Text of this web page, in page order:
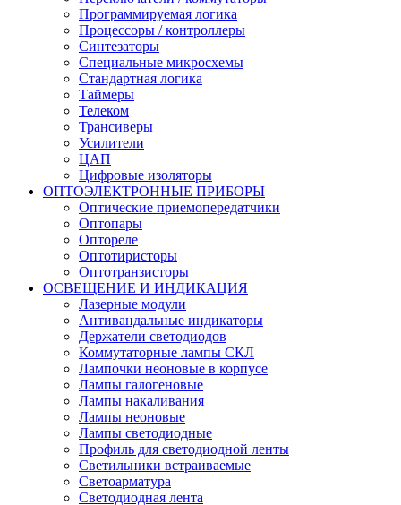
Программируемая логика
Процессоры / контроллеры
Синтезаторы
Специальные микросхемы
Стандартная логика
Таймеры
Телеком
Трансиверы
Усилители
ЦАП
Цифровые изоляторы
ОПТОЭЛЕКТРОННЫЕ ПРИБОРЫ
Оптические приемопередатчики
Оптопары
Оптореле
Оптотиристоры
Оптотранзисторы
ОСВЕЩЕНИЕ И ИНДИКАЦИЯ
Лазерные модули
Антивандальные индикаторы
Держатели светодиодов
Коммутаторные лампы СКЛ
Лампочки неоновые в корпусе
Лампы галогеновые
Лампы накаливания
Лампы неоновые
Лампы светодиодные
Профиль для светодиодной ленты
Светильники встраиваемые
Светоарматура
Светодиодная лента